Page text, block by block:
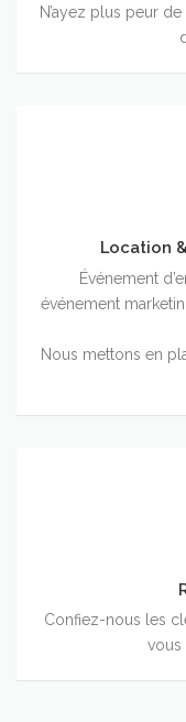
N’ayez plus peur
Location
Événement
événement
Nous mettons en
Confiez-nous les
vous